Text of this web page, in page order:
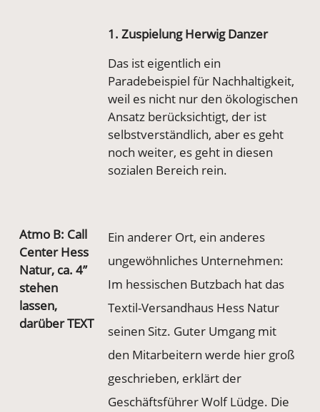
1. Zuspielung Herwig Danzer
Das ist eigentlich ein
Paradebeispiel für Nachhaltigkeit,
weil es nicht nur den ökologischen
Ansatz berücksichtigt, der ist
selbstverständlich, aber es geht
noch weiter, es geht in diesen
sozialen Bereich rein.
Atmo B: Call
Center Hess
Natur, ca. 4’’
stehen
lassen,
darüber TEXT
Ein anderer Ort, ein anderes
ungewöhnliches Unternehmen:
Im hessischen Butzbach hat das
Textil-Versandhaus Hess Natur
seinen Sitz. Guter Umgang mit
den Mitarbeitern werde hier groß
geschrieben, erklärt der
Geschäftsführer Wolf Lüdge. Die